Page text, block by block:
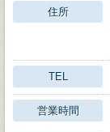
住所
TEL
営業時間